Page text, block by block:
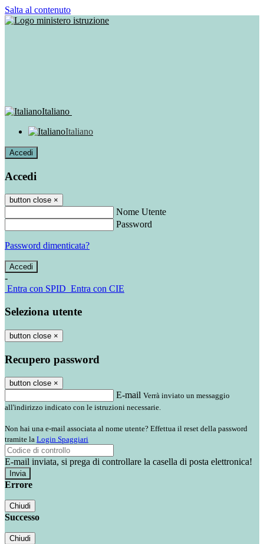
Salta al contenuto
Italiano
Italiano
Accedi
Accedi
button close ×
Nome Utente
Password
Password dimenticata?
-
Entra con SPID Entra con CIE
Seleziona utente
button close ×
Recupero password
button close ×
E-mail Verrà inviato un messaggio
all'indirizzo indicato con le istruzioni necessarie.
Non hai una e-mail associata al nome utente? Effettua il reset della password
tramite la Login Spaggiari
E-mail inviata, si prega di controllare la casella di posta elettronica!
Errore
Chiudi
Successo
Chiudi